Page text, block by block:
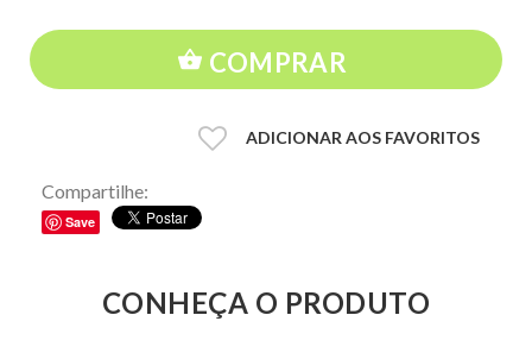
COMPRAR
ADICIONAR AOS FAVORITOS
Compartilhe:
Save
CONHEÇA O PRODUTO